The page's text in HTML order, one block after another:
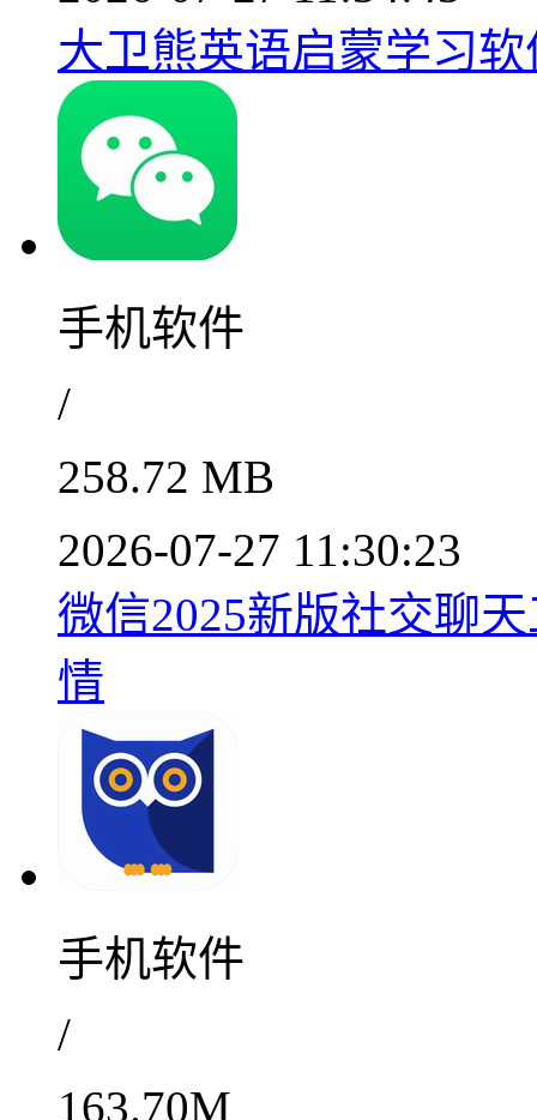
大卫熊英语启蒙学习软
手机软件
/
258.72 MB
2026-07-27 11:30:23
微信2025新版社交聊
情
手机软件
/
163.70M